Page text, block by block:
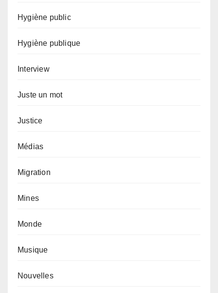
Hygiène public
Hygiène publique
Interview
Juste un mot
Justice
Médias
Migration
Mines
Monde
Musique
Nouvelles